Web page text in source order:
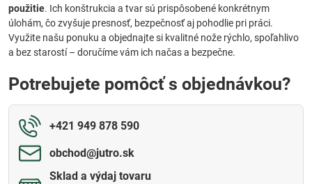
použitie. Ich konštrukcia a tvar sú prispôsobené konkrétnym
úlohám, čo zvyšuje presnosť, bezpečnosť aj pohodlie pri práci.
Využite našu ponuku a objednajte si kvalitné nože rýchlo, spoľahlivo
a bez starostí – doručíme vám ich načas a bezpečne.
Potrebujete pomôcť s objednávkou?
+421 949 878 590
obchod​@jutro​.sk
Sklad a výdaj tovaru